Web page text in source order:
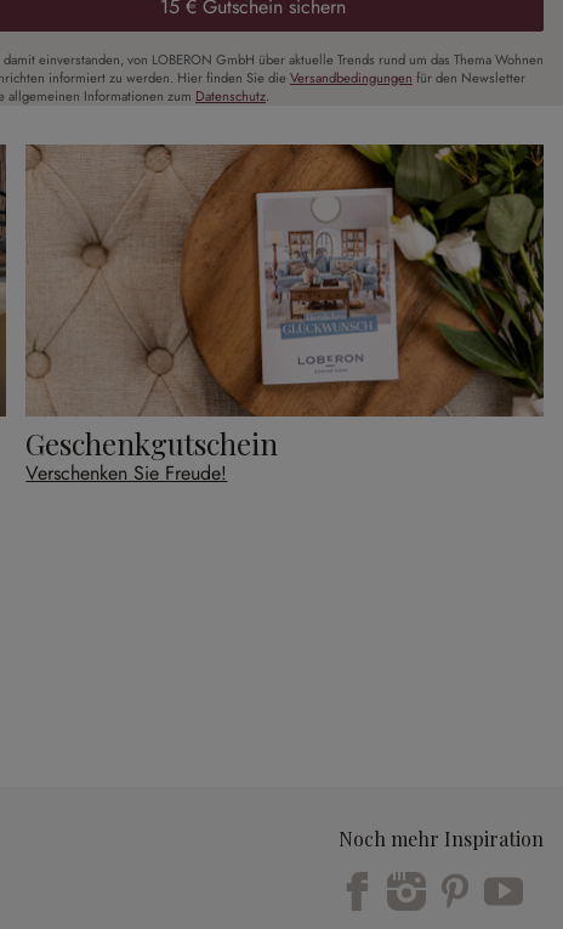
15 € Gutschein sichern
einverstanden, von LOBERON GmbH über aktuelle Trends rund um das Thema Wohnen
informiert zu werden. Hier finden Sie die Versandbedingungen für den Newsletter
allgemeinen Informationen zum Datenschutz.
Geschenkgutschein
Verschenken Sie Freude!
Noch mehr Inspiration